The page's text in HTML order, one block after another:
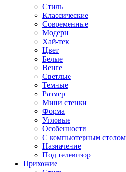
Стиль
Классические
Современные
Модерн
Хай-тек
Цвет
Белые
Венге
Светлые
Темные
Размер
Мини стенки
Форма
Угловые
Особенности
С компьютерным столом
Назначение
Под телевизор
Прихожие